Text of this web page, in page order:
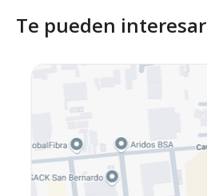
Te pueden interesar